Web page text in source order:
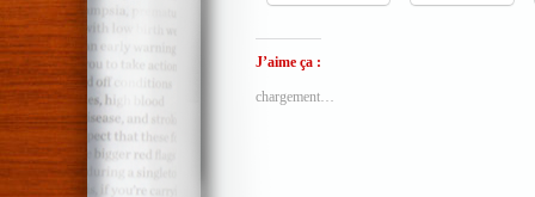
J’aime ça :
chargement…